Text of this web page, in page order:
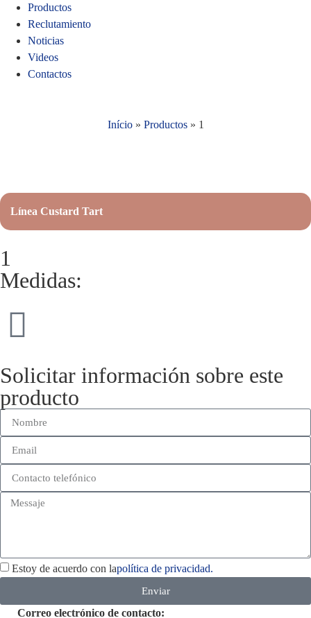
Productos
Reclutamiento
Noticias
Videos
Contactos
Início» Productos» 1
Línea Custard Tart
1
Medidas:
Solicitar información sobre este
producto
Estoy de acuerdo con lapolítica de privacidad.
Enviar
Correo electrónico de contacto: